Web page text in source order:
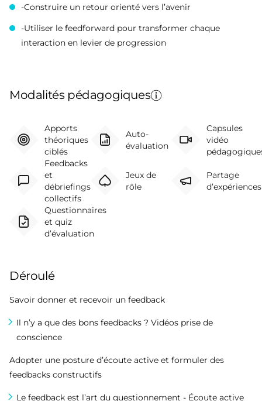
-Construire un retour orienté vers l’avenir
-Utiliser le feedforward pour transformer chaque
interaction en levier de progression
Modalités pédagogiques
Apports
théoriques
ciblés
Auto-
évaluation
Capsules
vidéo
Feedbacks
et
débriefings
collectifs
Jeux de
rôle
Partage
d’expériences
Questionnaires
et quiz
d’évaluation
Déroulé
Savoir donner et recevoir un feedback
Il n’y a que des bons feedbacks ? Vidéos prise de
conscience
Adopter une posture d’écoute active et formuler des
feedbacks constructifs
Le feedback est l’art du questionnement - Écoute active